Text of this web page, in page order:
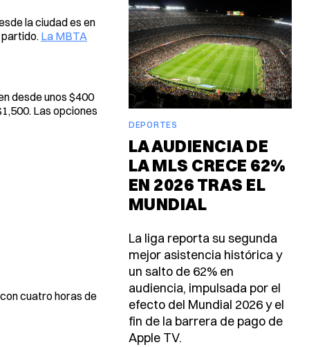
la ciudad es en
La MBTA
desde unos $400
Las opciones
cuatro horas de
DEPORTES
LA AUDIENCIA DE
LA MLS CRECE 62%
EN 2026 TRAS EL
MUNDIAL
La liga reporta su segunda
mejor asistencia histórica y
un salto de 62% en
audiencia, impulsada por el
efecto del Mundial 2026 y el
fin de la barrera de pago de
Apple TV.